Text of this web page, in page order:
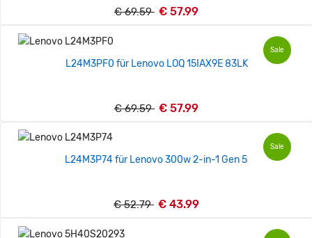
€ 69.59 € 57.99
Sale
L24M3PF0 für Lenovo LOQ 15IAX9E 83LK
€ 69.59 € 57.99
Sale
L24M3P74 für Lenovo 300w 2-in-1 Gen 5
€ 52.79 € 43.99